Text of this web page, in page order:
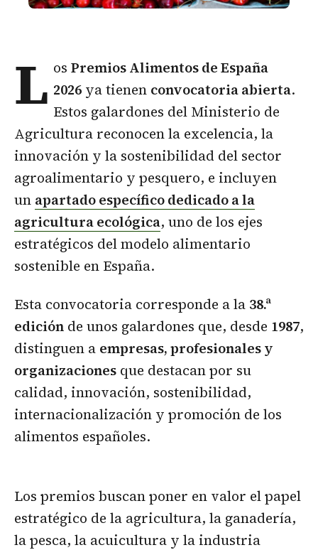
L osPremios Alimentos de España
2026 ya tienen convocatoria abierta.
Estos galardones del Ministerio de
Agricultura reconocen la excelencia, la
innovación y la sostenibilidad del sector
agroalimentario y pesquero, e incluyen
un apartado específico dedicado a la
agricultura ecológica, uno de los ejes
estratégicos del modelo alimentario
sostenible en España.
Esta convocatoria corresponde a la 38.ª
edición de unos galardones que, desde 1987,
distinguen a empresas, profesionales y
organizaciones que destacan por su
calidad, innovación, sostenibilidad,
internacionalización y promoción de los
alimentos españoles.
Los premios buscan poner en valor el papel
estratégico de la agricultura, la ganadería,
la pesca, la acuicultura y la industria